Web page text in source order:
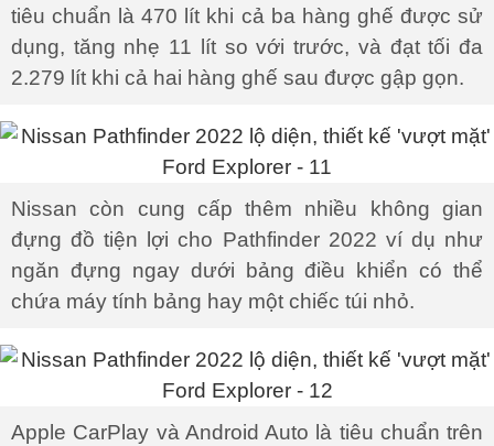
tiêu chuẩn là 470 lít khi cả ba hàng ghế được sử
dụng, tăng nhẹ 11 lít so với trước, và đạt tối đa
2.279 lít khi cả hai hàng ghế sau được gập gọn.
Nissan còn cung cấp thêm nhiều không gian
đựng đồ tiện lợi cho Pathfinder 2022 ví dụ như
ngăn đựng ngay dưới bảng điều khiển có thể
chứa máy tính bảng hay một chiếc túi nhỏ.
Apple CarPlay và Android Auto là tiêu chuẩn trên